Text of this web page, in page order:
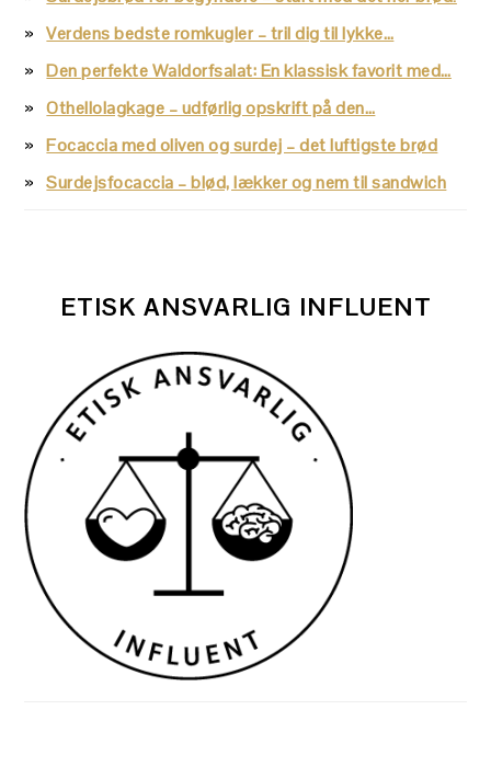
Verdens bedste romkugler – tril dig til lykke…
Den perfekte Waldorfsalat: En klassisk favorit med…
Othellolagkage – udførlig opskrift på den…
Focaccia med oliven og surdej – det luftigste brød
Surdejsfocaccia – blød, lækker og nem til sandwich
ETISK ANSVARLIG INFLUENT